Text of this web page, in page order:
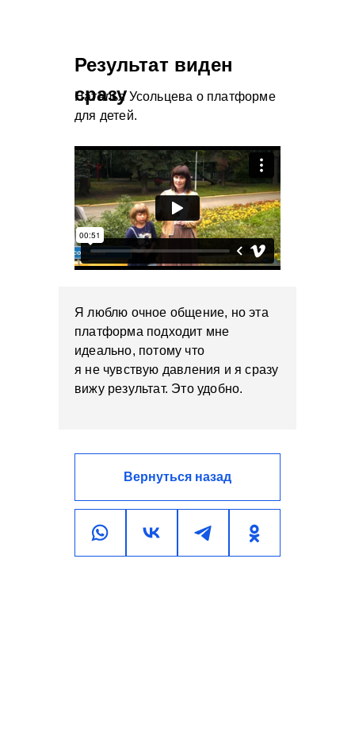
Результат виден
сразу
Вернуться назад
Наталья Усольцева о платформе
для детей.
Я люблю очное общение, но эта
платформа подходит мне
идеально, потому что
я не чувствую давления и я сразу
вижу результат. Это удобно.